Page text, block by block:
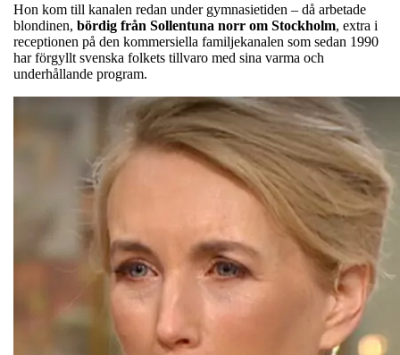
Hon kom till kanalen redan under gymnasietiden – då arbetade
blondinen, bördig från Sollentuna norr om Stockholm, extra i
receptionen på den kommersiella familjekanalen som sedan 1990
har förgyllt svenska folkets tillvaro med sina varma och
underhållande program.